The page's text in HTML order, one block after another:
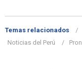
Temas relacionados
Noticias del Perú